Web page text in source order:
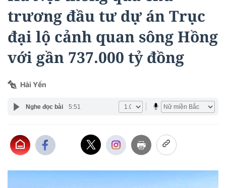
trương đầu tư dự án Trục
đại lộ cảnh quan sông Hồng
với gần 737.000 tỷ đồng
Hải Yến
Nghe đọc bài 5:51